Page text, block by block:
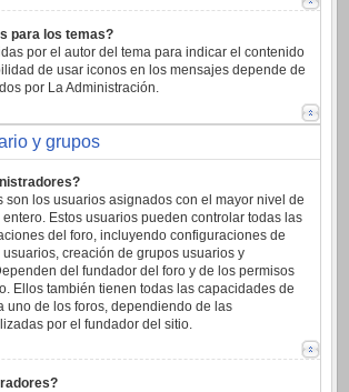
para los temas?
por el autor del tema para indicar el contenido
de usar iconos en los mensajes depende de
por La Administración.
y grupos
son los usuarios asignados con el mayor nivel de
Estos usuarios pueden controlar todas las
del foro, incluyendo configuraciones de
creación de grupos usuarios y
del fundador del foro y de los permisos
Ellos también tienen todas las capacidades de
uno de los foros, dependiendo de las
por el fundador del sitio.